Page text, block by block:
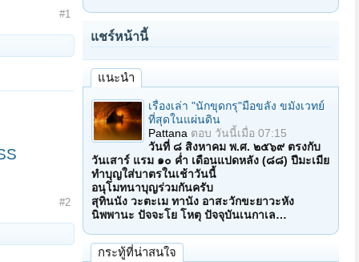
#1
#2
แชร์หน้านี้
แนะนำ
เรื่องเล่า "นักขุดกรุ"มือขลัง ขมังเวทย์
ที่สุดในแผ่นดิน
Pattana ตอบ วันนี้เมื่อ 07:15
วันที่ ๘ สิงหาคม พ.ศ. ๒๕๖๙ ตรงกับ
วันเสาร์ แรม ๑๐ ค่ำ เดือนแปดหลัง (๘๘) ปีมะเมีย
ทำบุญใส่บาตรในเช้าวันนี้
อนุโมทนาบุญร่วมกันครับ
สุทินนัง วะตะเม ทานัง อาสะวักขะยาวะหัง
นิพพานะ ปัจจะโย โหตุ ปัจจุบันเนกาเล…
กระทู้ที่น่าสนใจ